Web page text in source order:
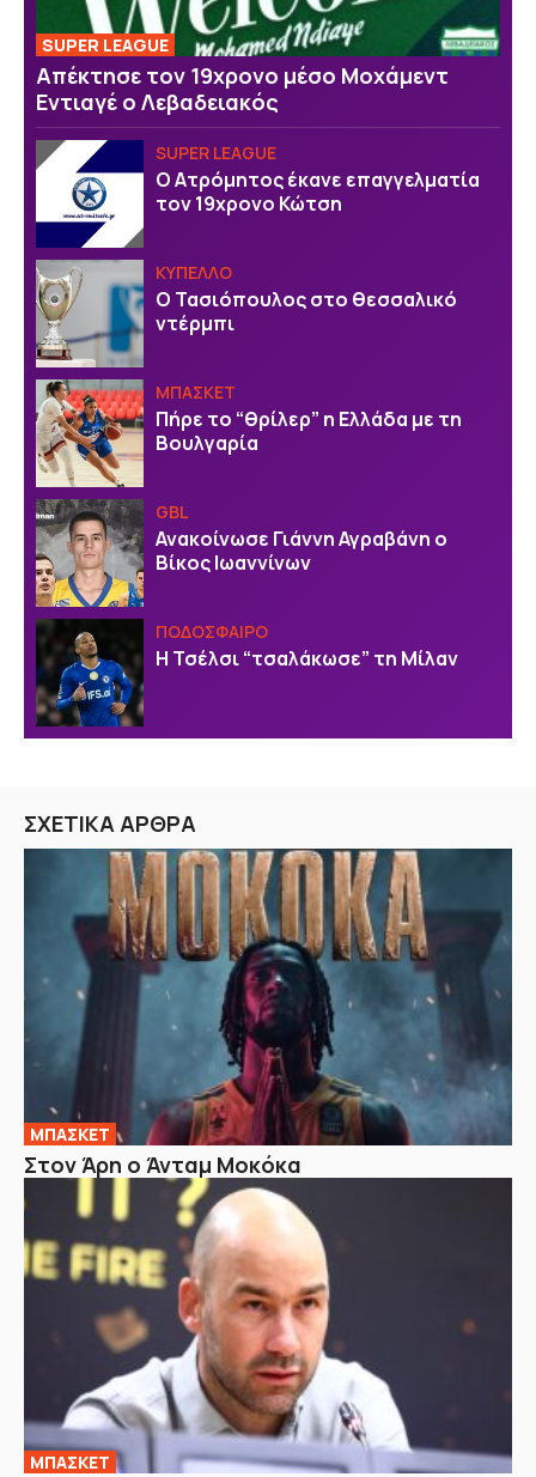
SUPER LEAGUE
Απέκτησε τον 19χρονο μέσο Μοχάμεντ
Εντιαγέ ο Λεβαδειακός
SUPER LEAGUE
Ο Ατρόμητος έκανε επαγγελματία
τον 19χρονο Κώτση
ΚΥΠΕΛΛΟ
Ο Τασιόπουλος στο θεσσαλικό
ντέρμπι
ΜΠΑΣΚΕΤ
Πήρε το “θρίλερ” η Ελλάδα με τη
Βουλγαρία
GBL
Ανακοίνωσε Γιάννη Αγραβάνη ο
Βίκος Ιωαννίνων
ΠΟΔΟΣΦΑΙΡΟ
Η Τσέλσι “τσαλάκωσε” τη Μίλαν
ΣΧΕΤΙΚΑ ΑΡΘΡΑ
ΜΠΑΣΚΕΤ
Στον Άρη ο Άνταμ Μοκόκα
ΜΠΑΣΚΕΤ